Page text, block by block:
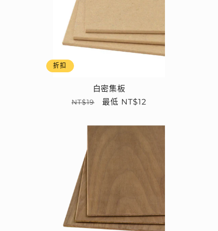
折扣
白密集板
定
NT$19
售
最低 NT$12